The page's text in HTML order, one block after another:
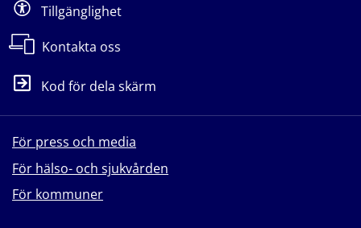
Tillgänglighet
Kontakta oss
Kod för dela skärm
För press och media
För hälso- och sjukvården
För kommuner